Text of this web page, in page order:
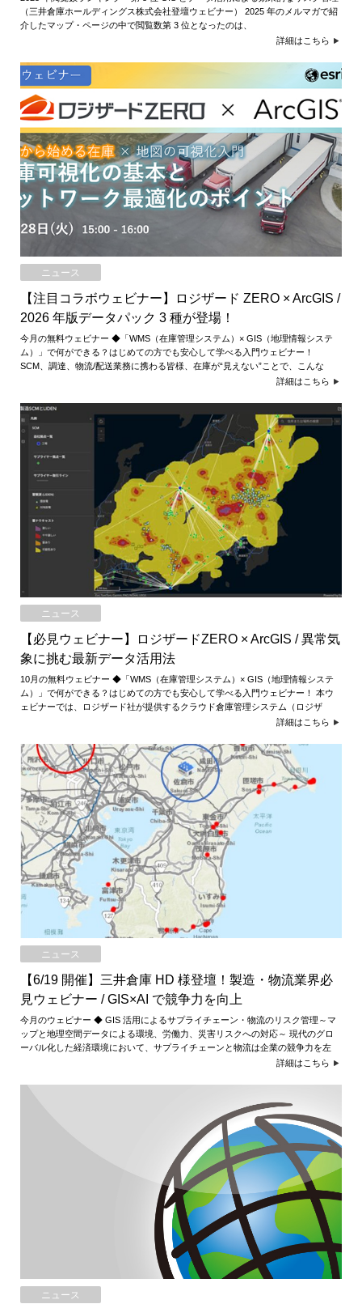
（三井倉庫ホールディングス株式会社登壇ウェビナー） 2025 年のメルマガで紹
介したマップ・ページの中で閲覧数第 3 位となったのは、
詳細はこちら
ニュース
【注目コラボウェビナー】ロジザード ZERO × ArcGIS /
2026 年版データパック 3 種が登場！
今月の無料ウェビナー ◆「WMS（在庫管理システム）× GIS（地理情報システ
ム）」で何ができる？はじめての方でも安心して学べる入門ウェビナー！
SCM、調達、物流/配送業務に携わる皆様、在庫が“見えない”ことで、こんな
詳細はこちら
ニュース
【必見ウェビナー】ロジザードZERO × ArcGIS / 異常気
象に挑む最新データ活用法
10月の無料ウェビナー ◆「WMS（在庫管理システム）× GIS（地理情報システ
ム）」で何ができる？はじめての方でも安心して学べる入門ウェビナー！ 本ウ
ェビナーでは、ロジザード社が提供するクラウド倉庫管理システム（ロジザ
詳細はこちら
ニュース
【6/19 開催】三井倉庫 HD 様登壇！製造・物流業界必
見ウェビナー / GIS×AI で競争力を向上
今月のウェビナー ◆ GIS 活用によるサプライチェーン・物流のリスク管理～マ
ップと地理空間データによる環境、労働力、災害リスクへの対応～ 現代のグロ
ーバル化した経済環境において、サプライチェーンと物流は企業の競争力を左
詳細はこちら
ニュース